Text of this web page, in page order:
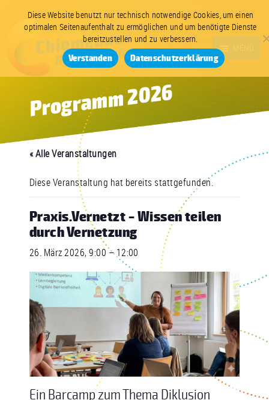
Inhalt
springen
Fußzeile
springen
Chiemgauer
Medienwochen
2027
25.03.2027
MENÜ
Programm 2026
« Alle Veranstaltungen
Diese Veranstaltung hat bereits stattgefunden.
Praxis.Vernetzt – Wissen teilen
durch Vernetzung
26. März 2026, 9:00–12:00
Ein Barcamp zum Thema Diklusion
Diese Website benutzt nur technisch notwendige Cookies, um einen
optimalen Seitenaufenthalt zu ermöglichen und um benötigte Dienste
bereitzustellen und zu verbessern.
Verstanden
Datenschutzerklärung